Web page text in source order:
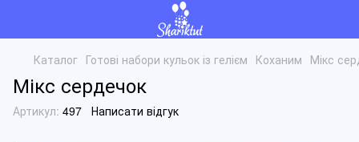
Каталог Готові набори кульок із гелієм Коханим Мікс
Мікс сердечок
Артикул: 497 Написати відгук